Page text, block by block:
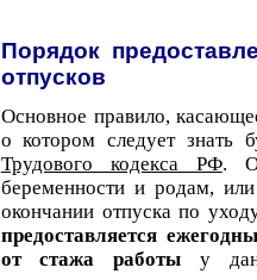
Порядок
отпусков
Основное правило,
о котором следует
Трудового кодекса РФ.
беременности и родам,
окончании отпуска по
предоставляется
от стажа работы у